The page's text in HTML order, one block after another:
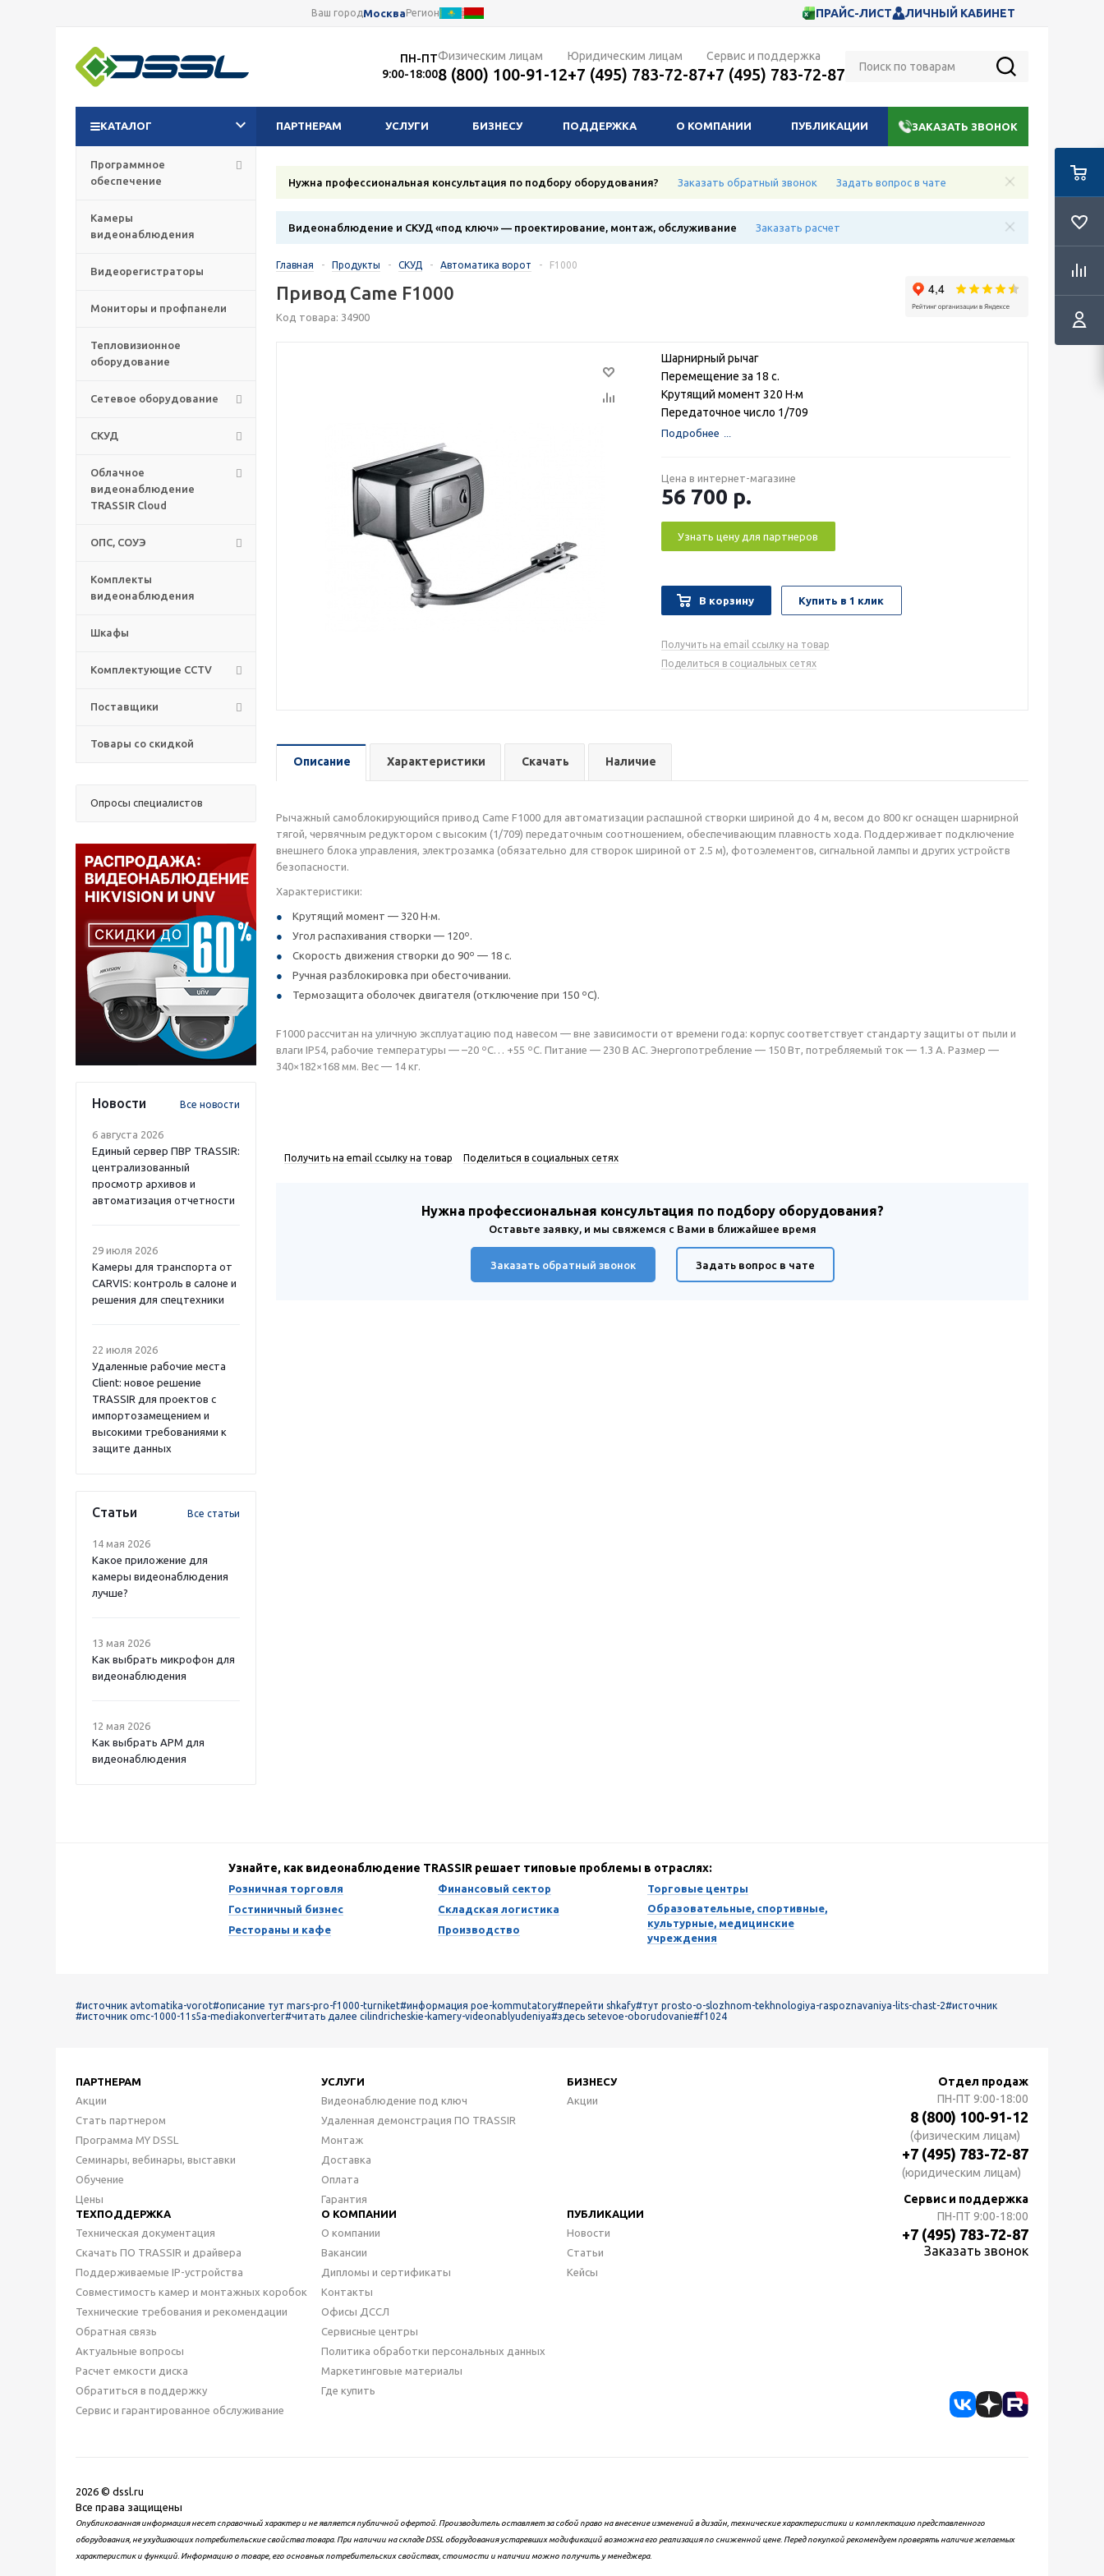
Ваш городМоскваРегион ПРАЙС-ЛИСТ ЛИЧНЫЙ КАБИНЕТ
ПН-ПТ
9:00-18:00
Физическим лицам
8 (800) 100-91-12
Юридическим лицам
+7 (495) 783-72-87
Сервис и поддержка
+7 (495) 783-72-87
КАТАЛОГ ПАРТНЕРАМ УСЛУГИ БИЗНЕСУ ПОДДЕРЖКА О КОМПАНИИ ПУБЛИКАЦИИ ЗАКАЗАТЬ ЗВОНОК
Программное
обеспечение
Камеры
видеонаблюдения
Видеорегистраторы
Мониторы и профпанели
Тепловизионное
оборудование
Сетевое оборудование
СКУД
Облачное
видеонаблюдение
TRASSIR Cloud
ОПС, СОУЭ
Комплекты
видеонаблюдения
Шкафы
Комплектующие CCTV
Поставщики
Товары со скидкой
Опросы специалистов
Новости Все новости
6 августа 2026
Единый сервер ПВР TRASSIR:
централизованный
просмотр архивов и
автоматизация отчетности
29 июля 2026
Камеры для транспорта от
CARVIS: контроль в салоне и
решения для спецтехники
22 июля 2026
Удаленные рабочие места
Client: новое решение
TRASSIR для проектов с
импортозамещением и
высокими требованиями к
защите данных
Статьи Все статьи
14 мая 2026
Какое приложение для
камеры видеонаблюдения
лучше?
13 мая 2026
Как выбрать микрофон для
видеонаблюдения
12 мая 2026
Как выбрать APM для
видеонаблюдения
Нужна профессиональная консультация по подбору оборудования? Заказать обратный звонок Задать вопрос в чате
Видеонаблюдение и СКУД «под ключ» — проектирование, монтаж, обслуживание Заказать расчет
Главная - Продукты - СКУД - Автоматика ворот - F1000
Привод Came F1000
Код товара: 34900
Шарнирный рычаг
Перемещение за 18 с.
Крутящий момент 320 Н·м
Передаточное число 1/709
Подробнее
Цена в интернет-магазине
56 700 р.
Узнать цену для партнеров
В корзину Купить в 1 клик
Получить на email ссылку на товар
Поделиться в социальных сетях
Описание Характеристики Скачать Наличие
Рычажный самоблокирующийся привод Came F1000 для автоматизации распашной створки шириной до 4 м, весом до 800 кг оснащен шарнирной
тягой, червячным редуктором с высоким (1/709) передаточным соотношением, обеспечивающим плавность хода. Поддерживает подключение
внешнего блока управления, электрозамка (обязательно для створок шириной от 2.5 м), фотоэлементов, сигнальной лампы и других устройств
безопасности.
Характеристики:
Крутящий момент — 320 Н·м.
Угол распахивания створки — 120º.
Скорость движения створки до 90º — 18 с.
Ручная разблокировка при обесточивании.
Термозащита оболочек двигателя (отключение при 150 ºС).
F1000 рассчитан на уличную эксплуатацию под навесом — вне зависимости от времени года: корпус соответствует стандарту защиты от пыли и
влаги IP54, рабочие температуры — –20 ºС… +55 ºС. Питание — 230 В AC. Энергопотребление — 150 Вт, потребляемый ток — 1.3 А. Размер —
340×182×168 мм. Вес — 14 кг.
Получить на email ссылку на товар Поделиться в социальных сетях
Нужна профессиональная консультация по подбору оборудования?
Оставьте заявку, и мы свяжемся с Вами в ближайшее время
Заказать обратный звонок Задать вопрос в чате
Узнайте, как видеонаблюдение TRASSIR решает типовые проблемы в отраслях:
Розничная торговля
Гостиничный бизнес
Рестораны и кафе
Финансовый сектор
Складская логистика
Производство
Торговые центры
Образовательные, спортивные,
культурные, медицинские
учреждения
#источник avtomatika-vorot#описание тут mars-pro-f1000-turniket#информация poe-kommutatory#перейти shkafy#тут prosto-o-slozhnom-tekhnologiya-raspoznavaniya-lits-chast-2#источник
#источник omc-1000-11s5a-mediakonverter#читать далее cilindricheskie-kamery-videonablyudeniya#здесь setevoe-oborudovanie#f1024
ПАРТНЕРАМ
Акции
Стать партнером
Программа MY DSSL
Семинары, вебинары, выставки
Обучение
Цены
УСЛУГИ
Видеонаблюдение под ключ
Удаленная демонстрация ПО TRASSIR
Монтаж
Доставка
Оплата
Гарантия
БИЗНЕСУ
Акции
ТЕХПОДДЕРЖКА
Техническая документация
Скачать ПО TRASSIR и драйвера
Поддерживаемые IP-устройства
Совместимость камер и монтажных коробок
Технические требования и рекомендации
Обратная связь
Актуальные вопросы
Расчет емкости диска
Обратиться в поддержку
Сервис и гарантированное обслуживание
О КОМПАНИИ
О компании
Вакансии
Дипломы и сертификаты
Контакты
Офисы ДССЛ
Сервисные центры
Политика обработки персональных данных
Маркетинговые материалы
Где купить
ПУБЛИКАЦИИ
Новости
Статьи
Кейсы
Отдел продаж
ПН-ПТ 9:00-18:00
8 (800) 100-91-12
(физическим лицам)
+7 (495) 783-72-87
(юридическим лицам)
Сервис и поддержка
ПН-ПТ 9:00-18:00
+7 (495) 783-72-87
Заказать звонок
2026 © dssl.ru
Все права защищены
Опубликованная информация несет справочный характер и не является публичной офертой. Производитель оставляет за собой право на внесение изменений в дизайн, технические характеристики и комплектацию представленного
оборудования, не ухудшающих потребительские свойства товара. При наличии на складе DSSL оборудования устаревших модификаций возможна его реализация по сниженной цене. Перед покупкой рекомендуем проверять наличие желаемых
характеристик и функций. Информацию о товаре, его основных потребительских свойствах, стоимости и наличии можно получить у менеджера.